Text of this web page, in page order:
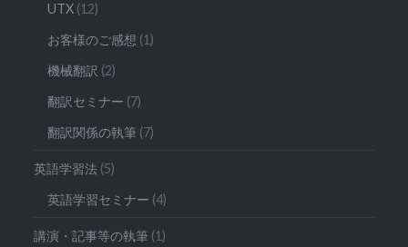
UTX (12)
お客様のご感想 (1)
機械翻訳 (2)
翻訳セミナー (7)
翻訳関係の執筆 (7)
英語学習法 (5)
英語学習セミナー (4)
講演・記事等の執筆 (1)